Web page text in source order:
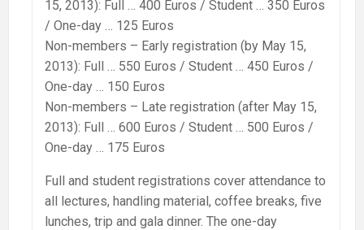
15, 2013): Full … 400 Euros / Student … 350 Euros
/ One-day … 125 Euros
Non-members – Early registration (by May 15,
2013): Full … 550 Euros / Student … 450 Euros /
One-day … 150 Euros
Non-members – Late registration (after May 15,
2013): Full … 600 Euros / Student … 500 Euros /
One-day … 175 Euros
Full and student registrations cover attendance to
all lectures, handling material, coffee breaks, five
lunches, trip and gala dinner. The one-day